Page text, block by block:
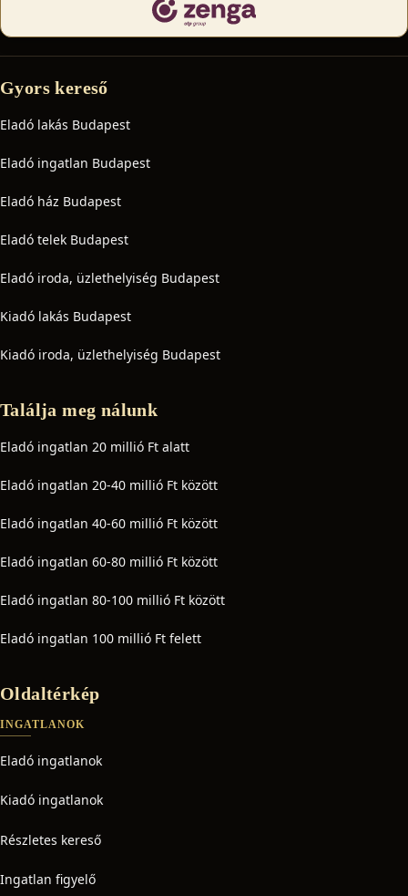
Gyors kereső
Eladó lakás Budapest
Eladó ingatlan Budapest
Eladó ház Budapest
Eladó telek Budapest
Eladó iroda, üzlethelyiség Budapest
Kiadó lakás Budapest
Kiadó iroda, üzlethelyiség Budapest
Találja meg nálunk
Eladó ingatlan 20 millió Ft alatt
Eladó ingatlan 20-40 millió Ft között
Eladó ingatlan 40-60 millió Ft között
Eladó ingatlan 60-80 millió Ft között
Eladó ingatlan 80-100 millió Ft között
Eladó ingatlan 100 millió Ft felett
Oldaltérkép
INGATLANOK
Eladó ingatlanok
Kiadó ingatlanok
Részletes kereső
Ingatlan figyelő